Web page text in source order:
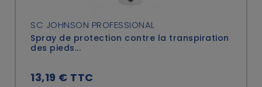
SC JOHNSON PROFESSIONAL
Spray de protection contre la transpiration
des pieds...
13,19 € TTC